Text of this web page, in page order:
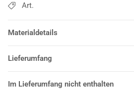
Art.
Materialdetails
Lieferumfang
Im Lieferumfang nicht enthalten